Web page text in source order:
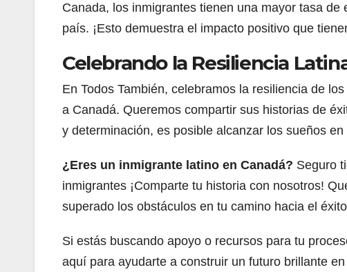
Canada, los inmigrantes tienen una mayor tasa
país. ¡Esto demuestra el impacto positivo que
Celebrando la Resiliencia
En Todos También, celebramos la resiliencia de
a Canadá. Queremos compartir sus historias de
y determinación, es posible alcanzar los sueños
¿Eres un inmigrante latino en Canadá? Seguro
inmigrantes ¡Comparte tu historia con nosotros!
superado los obstáculos en tu camino hacia el
Si estás buscando apoyo o recursos para tu
aquí para ayudarte a construir un futuro brillante